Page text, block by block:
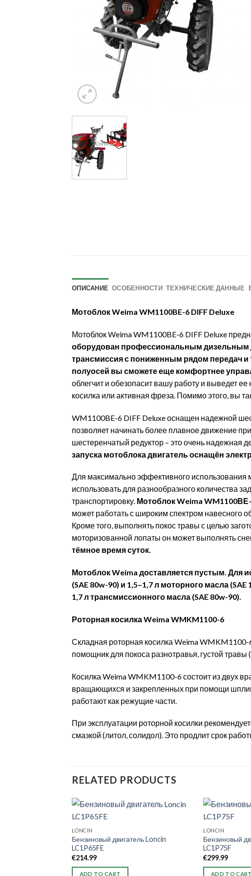
ОПИСАНИЕ ОСОБЕННОСТИ ТЕХНИЧЕСКИЕ ДАННЫЕ
Мотоблок Weima WM1100BE-6 DIFF Deluxe
Мотоблок Weima WM1100BE-6 DIFF Deluxe
оборудован профессиональным дизельным
трансмиссия с пониженным рядом передач и
полуосей вы сможете еще комфортнее
облегчит и обезопасит вашу работу и выведет
косилка или активная фреза. Помимо этого, вы
WM1100BE-6 DIFF Deluxe оснащен надежной
позволяет начинать более плавное движение
шестеренчатый редуктор – это очень надежная
запуска мотоблока двигатель оснащён
Для максимально эффективного
использовать для разнообразного количества
транспортировку. Мотоблок Weima
может работать с широким спектром навесного
Кроме того, выполнять покос травы с целью
моторизованной лопаты он может выполнять
тёмное время суток.
Мотоблок Weima доставляется пустым. Для
(SAE 80w-90) и 1,5–1,7 л моторного масла
1,7 л трансмиссионного масла (SAE 80w-90).
Роторная косилка Weima WMKM1100-6
Складная роторная косилка Weima
помощник для покоса разнотравья, густой
Косилка Weima WMKM1100-6 состоит из двух
вращающихся и закрепленных при помощи
работают как режущие части.
При эксплуатации роторной косилки
смазкой (литол, солидол). Это продлит срок
RELATED PRODUCTS
LONCIN
Бензиновый двигатель Loncin
LC1P65FE
€214.99
ADD TO CART
LONCIN
Бензиновый
LC1P75F
€299.99
ADD TO CART